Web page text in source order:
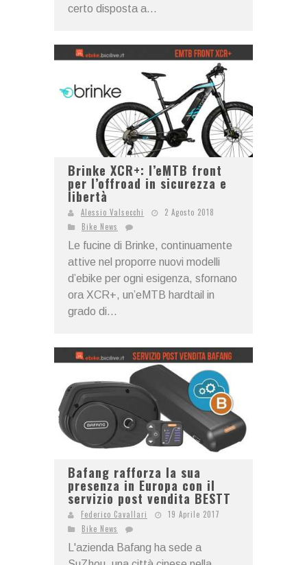
certo disposta a...
Brinke XCR+: l’eMTB front
per l’offroad in sicurezza e
libertà
Alessio Valsecchi
2 Agosto 2018
Bike News
Le fucine di Brinke, continuamente
attive nel proporre nuovi modelli
d’ebike per ogni esigenza, sfornano
ora XCR+, un’eMTB hardtail in
grado di...
Bafang rafforza la sua
presenza in Europa con il
servizio post vendita BESTT
Federico Cavallari
19 Aprile 2017
Bike News
L'azienda Bafang ha sede a